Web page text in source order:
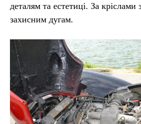
деталям та естетиці. За
захисним дугам.